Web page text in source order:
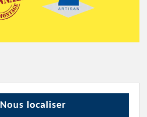
Nous localiser